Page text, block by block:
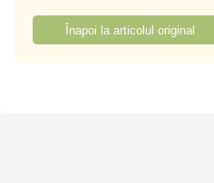
Înapoi la articolul original